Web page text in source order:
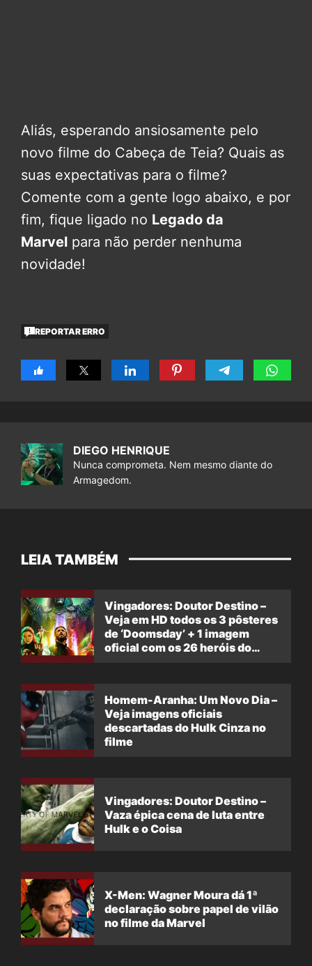
Aliás, esperando ansiosamente pelo
novo filme do Cabeça de Teia? Quais as
suas expectativas para o filme?
Comente com a gente logo abaixo, e por
fim, fique ligado no Legado da
Marvel para não perder nenhuma
novidade!
REPORTAR ERRO
DIEGO HENRIQUE
Nunca comprometa. Nem mesmo diante do
Armagedom.
LEIA TAMBÉM
Vingadores: Doutor Destino –
Veja em HD todos os 3 pôsteres
de ‘Doomsday’ + 1 imagem
oficial com os 26 heróis do
Homem-Aranha: Um Novo Dia –
Veja imagens oficiais
descartadas do Hulk Cinza no
filme
Vingadores: Doutor Destino –
Vaza épica cena de luta entre
Hulk e o Coisa
X-Men: Wagner Moura dá 1ª
declaração sobre papel de vilão
no filme da Marvel